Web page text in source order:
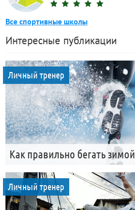
Все спортивные школы
Интересные публикации
Личный тренер
Как правильно бегать зимой
Личный тренер